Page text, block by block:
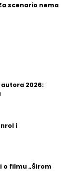
Za scenario nema
2026:
i
o filmu „Širom